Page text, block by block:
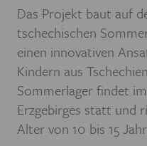
Das Projekt baut auf
tschechischen
einen innovativen
Kindern aus
Sommerlager findet
Erzgebirges statt und
Alter von 10 bis 15